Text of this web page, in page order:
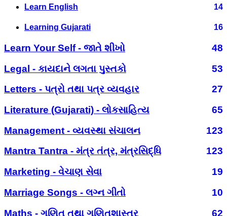
Learn English 14
Learning Gujarati 16
Learn Your Self - જાતે શીખો
48
Legal - કાયદાને લગતા પુસ્તકો
53
Letters - પત્રો તથા પત્ર વ્યવહાર
27
Literature (Gujarati) - લોકસાહિત્ય
65
Management - વ્યવસ્થા સંચાલન
123
Mantra Tantra - મંત્ર તંત્ર, મંત્રસિદ્ધિ
123
Marketing - વેચાણ સેવા
19
Marriage Songs - લગ્ન ગીતો
10
Maths - ગણિત તથા ગણિતશાસ્ત્ર
62